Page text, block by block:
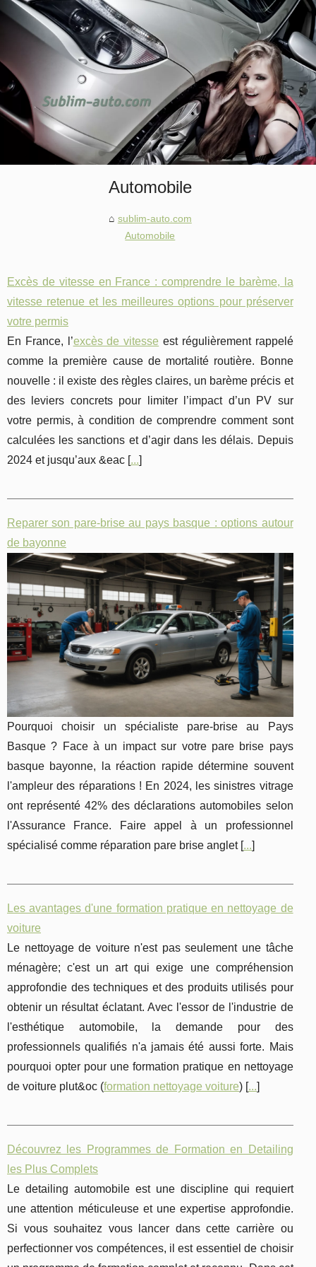
Automobile
sublim-auto.com
Automobile
Excès de vitesse en France : comprendre le barème, la
vitesse retenue et les meilleures options pour préserver
votre permis
En France, l’excès de vitesse est régulièrement rappelé
comme la première cause de mortalité routière. Bonne
nouvelle : il existe des règles claires, un barème précis et
des leviers concrets pour limiter l’impact d’un PV sur
votre permis, à condition de comprendre comment sont
calculées les sanctions et d’agir dans les délais. Depuis
2024 et jusqu’aux &eac [...]
Reparer son pare-brise au pays basque : options autour
de bayonne
Pourquoi choisir un spécialiste pare-brise au Pays
Basque ? Face à un impact sur votre pare brise pays
basque bayonne, la réaction rapide détermine souvent
l'ampleur des réparations ! En 2024, les sinistres vitrage
ont représenté 42% des déclarations automobiles selon
l'Assurance France. Faire appel à un professionnel
spécialisé comme réparation pare brise anglet [...]
Les avantages d'une formation pratique en nettoyage de
voiture
Le nettoyage de voiture n'est pas seulement une tâche
ménagère; c'est un art qui exige une compréhension
approfondie des techniques et des produits utilisés pour
obtenir un résultat éclatant. Avec l'essor de l'industrie de
l'esthétique automobile, la demande pour des
professionnels qualifiés n'a jamais été aussi forte. Mais
pourquoi opter pour une formation pratique en nettoyage
de voiture plut&oc (formation nettoyage voiture) [...]
Découvrez les Programmes de Formation en Detailing
les Plus Complets
Le detailing automobile est une discipline qui requiert
une attention méticuleuse et une expertise approfondie.
Si vous souhaitez vous lancer dans cette carrière ou
perfectionner vos compétences, il est essentiel de choisir